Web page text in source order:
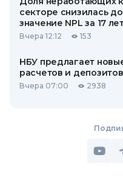
секторе снизилась
значение NPL за 17
Вчера 12:12 153
НБУ предлагает
расчетов и депозитов
Вчера 07:00 2938